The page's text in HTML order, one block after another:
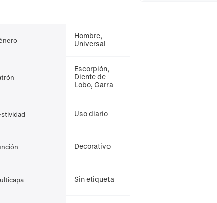
Hombre,
Universal
Escorpión,
Diente de
Lobo, Garra
Uso diario
Decorativo
Sin etiqueta